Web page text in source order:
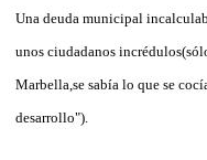
Una deuda municipal
unos ciudadanos
Marbella,se sabía lo que se
desarrollo").